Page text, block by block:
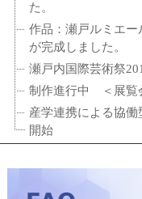
た。
作品：瀬戸ルミエー
が完成しました。
瀬戸内国際芸術祭
制作進行中 ＜展覧
産学連携による協
開始